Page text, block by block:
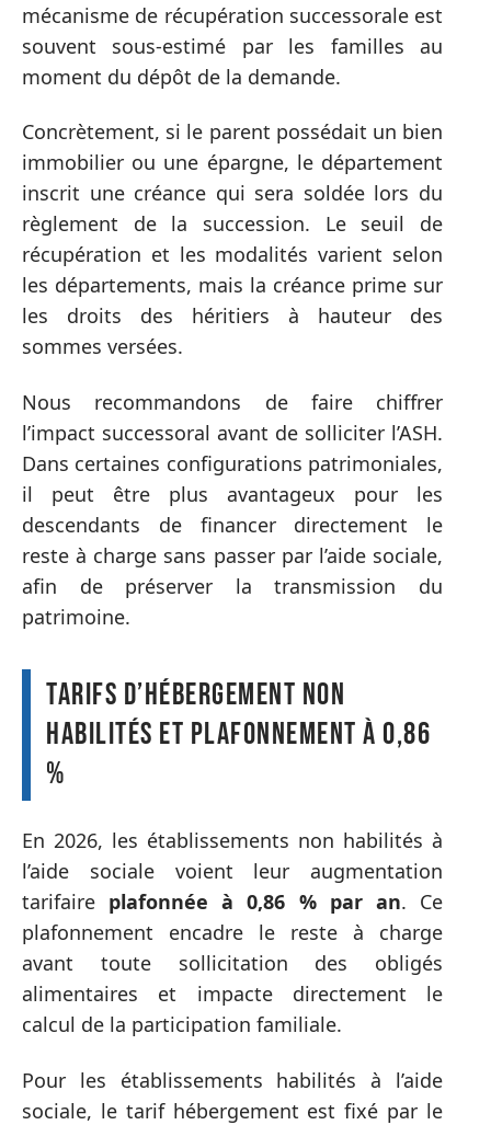
mécanisme de récupération successorale est
souvent sous-estimé par les familles au
moment du dépôt de la demande.
Concrètement, si le parent possédait un bien
immobilier ou une épargne, le département
inscrit une créance qui sera soldée lors du
règlement de la succession. Le seuil de
récupération et les modalités varient selon
les départements, mais la créance prime sur
les droits des héritiers à hauteur des
sommes versées.
Nous recommandons de faire chiffrer
l’impact successoral avant de solliciter l’ASH.
Dans certaines configurations patrimoniales,
il peut être plus avantageux pour les
descendants de financer directement le
reste à charge sans passer par l’aide sociale,
afin de préserver la transmission du
patrimoine.
Tarifs d’hébergement non
habilités et plafonnement à 0,86
%
En 2026, les établissements non habilités à
l’aide sociale voient leur augmentation
tarifaire plafonnée à 0,86 % par an. Ce
plafonnement encadre le reste à charge
avant toute sollicitation des obligés
alimentaires et impacte directement le
calcul de la participation familiale.
Pour les établissements habilités à l’aide
sociale, le tarif hébergement est fixé par le